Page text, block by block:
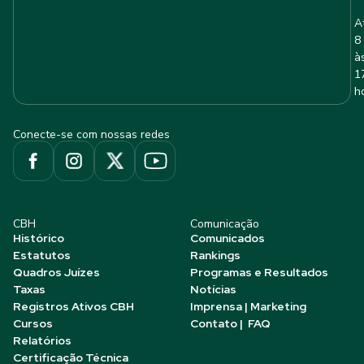
8
Conecte-se com nossas redes
CBH
Histórico
Estatutos
Quadros Juízes
Taxas
Registros Ativos CBH
Cursos
Relatórios
Certificação Técnica
Comunicação
Comunicados
Rankings
Programas e Resultados
Notícias
Imprensa | Marketing
Contato | FAQ